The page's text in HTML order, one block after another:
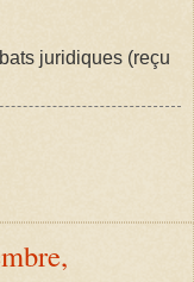
juridiques (reçu